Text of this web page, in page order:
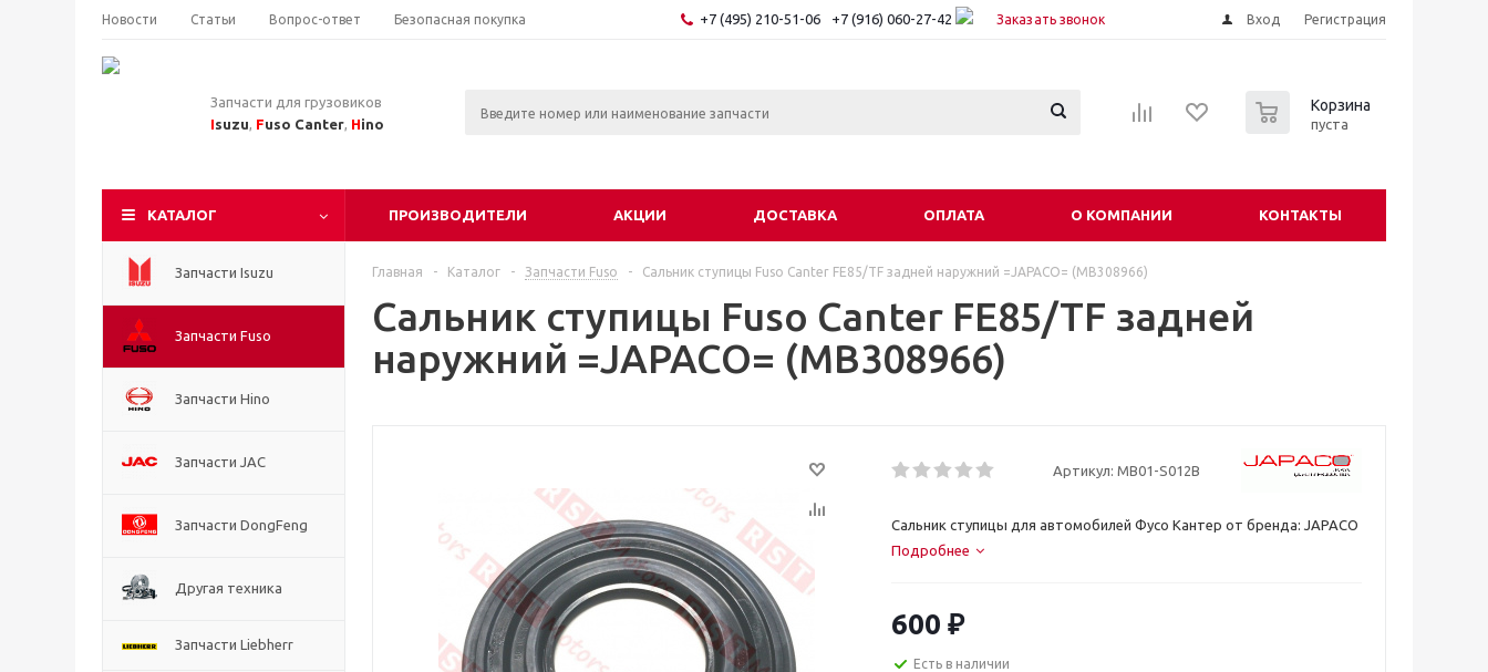
Новости Статьи Вопрос-ответ Безопасная покупка +7 (495) 210-51-06 +7 (916) 060-27-42 Заказать звонок Вход Регистрация
Запчасти для грузовиков
Isuzu, Fuso Canter, Hino
Корзина
пуста
КАТАЛОГ ПРОИЗВОДИТЕЛИ АКЦИИ ДОСТАВКА ОПЛАТА О КОМПАНИИ КОНТАКТЫ
Запчасти Isuzu
Запчасти Fuso
Запчасти Hino
Запчасти JAC
Запчасти DongFeng
Другая техника
Запчасти Liebherr
Главная - Каталог - Запчасти Fuso - Сальник ступицы Fuso Canter FE85/TF задней наружний =JAPACO= (MB308966)
Сальник ступицы Fuso Canter FE85/TF задней
наружний =JAPACO= (MB308966)
Артикул: MB01-S012B
Сальник ступицы для автомобилей Фусо Кантер от бренда: JAPACO
Подробнее
600 ₽
Есть в наличии